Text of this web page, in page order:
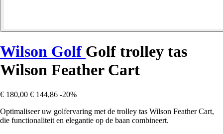
Wilson Golf Golf trolley tas
Wilson Feather Cart
€ 180,00 € 144,86 -20%
Optimaliseer uw golfervaring met de trolley tas Wilson Feather Cart,
die functionaliteit en elegantie op de baan combineert.